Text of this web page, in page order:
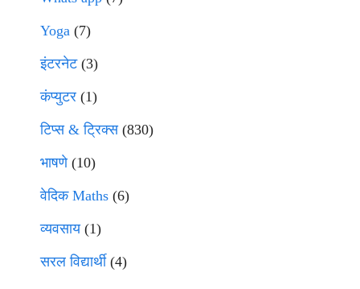
Yoga (7)
इंटरनेट(3)
कंप्युटर (1)
टिप्स & ट्रिक्स(830)
भाषणे(10)
वेदिक Maths (6)
व्यवसाय(1)
सरल विद्यार्थी(4)